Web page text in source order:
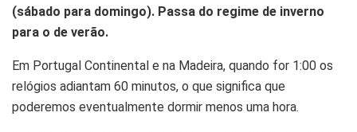
(sábado para domingo). Passa do regime de inverno
para o de verão.
Em Portugal Continental e na Madeira, quando for 1:00 os
relógios adiantam 60 minutos, o que significa que
poderemos eventualmente dormir menos uma hora.